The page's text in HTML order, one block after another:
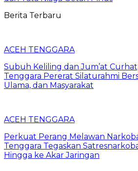
Berita Terbaru
ACEH TENGGARA
Subuh Keliling dan Jum’at
Tenggara Pererat Silaturahmi
Ulama, dan Masyarakat
ACEH TENGGARA
Perkuat Perang Melawan
Tenggara Tegaskan
Hingga ke Akar Jaringan